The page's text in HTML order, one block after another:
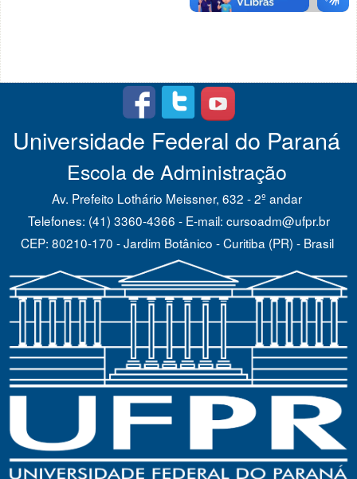
Universidade Federal do Paraná
Escola de Administração
Av. Prefeito Lothário Meissner, 632 - 2º andar
Telefones: (41) 3360-4366 - E-mail: cursoadm@ufpr.br
CEP: 80210-170 - Jardim Botânico - Curitiba (PR) - Brasil